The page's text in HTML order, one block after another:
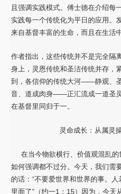
且强调实践模式。傅士德在介绍每
实践每一个传统化为平日的应用。
来自基督丰富的生命，而且在生活
作者指出，这些传统并不是完全隔
身上，灵恩传统和圣洁传统并存，
到，各信仰的传统大河——静观、
音、道成肉身——正汇流成一道圣
在基督里同归于一。
灵命成长：从属灵
在当今物欲横行、价值观混乱的
如何强调都不过分。今天，我们需
的话：“不要爱世界和世界的事。
里面了”（约一1：15）因为，今天